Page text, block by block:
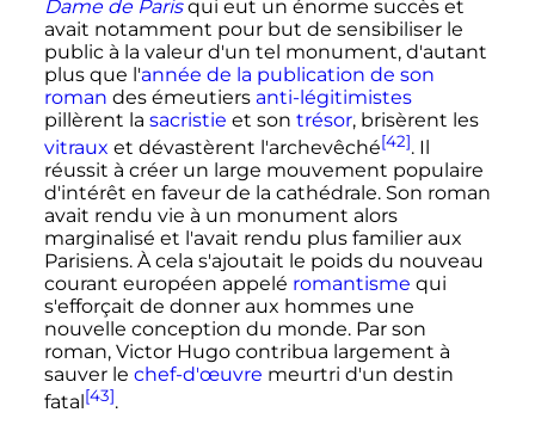
Dame de Parisqui eut un énorme succès et
avait notamment pour but de sensibiliser le
public à la valeur d'un tel monument, d'autant
plus que l'année de la publication de son
roman des émeutiers anti-légitimistes
pillèrent la sacristie et son trésor, brisèrent les
vitraux et dévastèrent l'archevêché[42]. Il
réussit à créer un large mouvement populaire
d'intérêt en faveur de la cathédrale. Son roman
avait rendu vie à un monument alors
marginalisé et l'avait rendu plus familier aux
Parisiens. À cela s'ajoutait le poids du nouveau
courant européen appelé romantisme qui
s'efforçait de donner aux hommes une
nouvelle conception du monde. Par son
roman, Victor Hugo contribua largement à
sauver le chef-d'œuvre meurtri d'un destin
fatal [43].